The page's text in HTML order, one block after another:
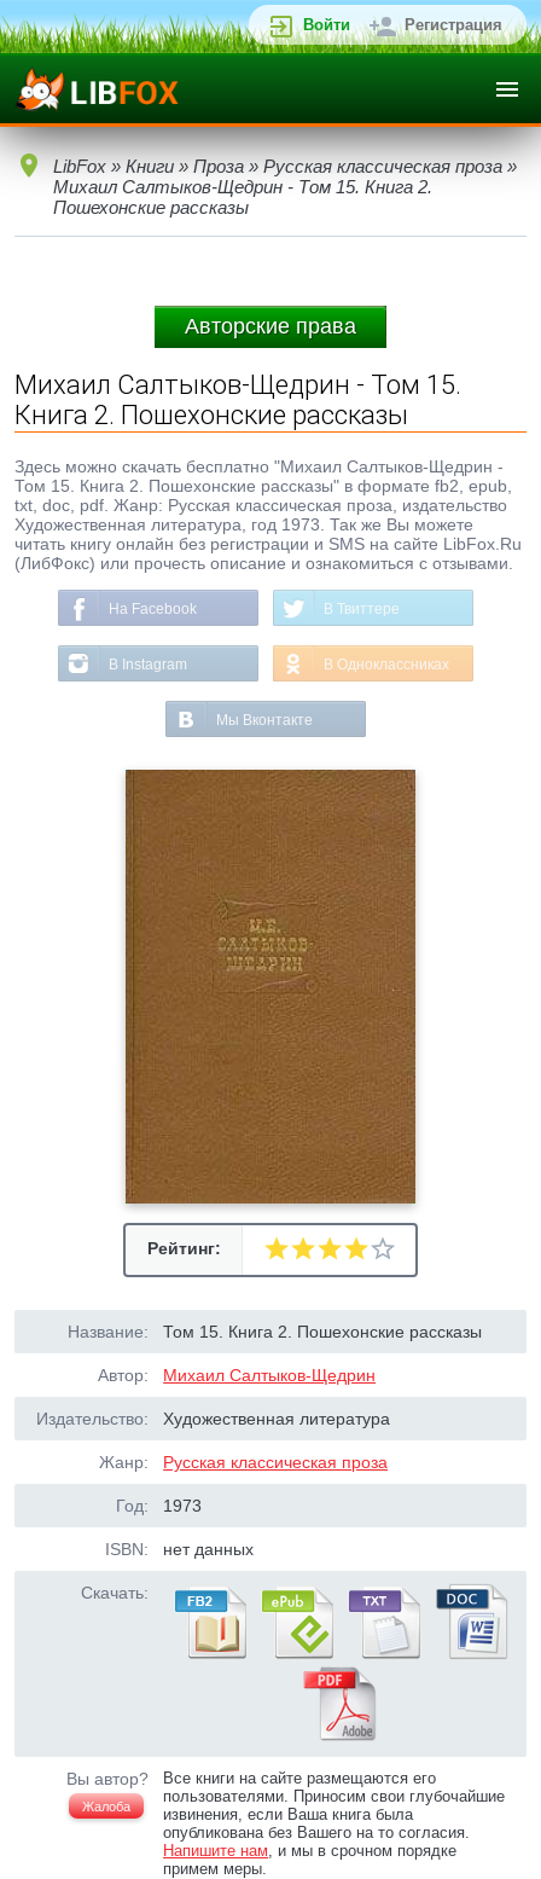
Войти Регистрация
LibFox » Книги » Проза » Русская классическая проза »
Михаил Салтыков-Щедрин - Том 15. Книга 2.
Пошехонские рассказы
Авторские права
Михаил Салтыков-Щедрин - Том 15.
Книга 2. Пошехонские рассказы
Здесь можно скачать бесплатно "Михаил Салтыков-Щедрин -
Том 15. Книга 2. Пошехонские рассказы" в формате fb2, epub,
txt, doc, pdf. Жанр: Русская классическая проза, издательство
Художественная литература, год 1973. Так же Вы можете
читать книгу онлайн без регистрации и SMS на сайте LibFox.Ru
(ЛибФокс) или прочесть описание и ознакомиться с отзывами.
На Facebook В Твиттере
В Instagram В Одноклассниках
Мы Вконтакте
Рейтинг:
Название: Том 15. Книга 2. Пошехонские рассказы
Автор: Михаил Салтыков-Щедрин
Издательство: Художественная литература
Жанр: Русская классическая проза
Год: 1973
ISBN: нет данных
Скачать:
Вы автор?
Жалоба
Все книги на сайте размещаются его
пользователями. Приносим свои глубочайшие
извинения, если Ваша книга была
опубликована без Вашего на то согласия.
Напишите нам, и мы в срочном порядке
примем меры.